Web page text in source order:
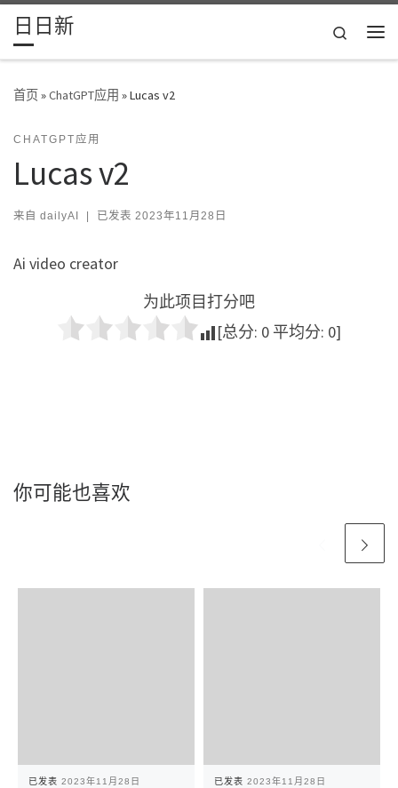
Skip to content
日日新
Search
首页»ChatGPT应用 »Lucas v2
CHATGPT应用
Lucas v2
来自 dailyAI | 已发表 2023年11月28日
Ai video creator
为此项目打分吧
[总分: 0 平均分: 0]
你可能也喜欢
已发表 2023年11月28日 已发表 2023年11月28日